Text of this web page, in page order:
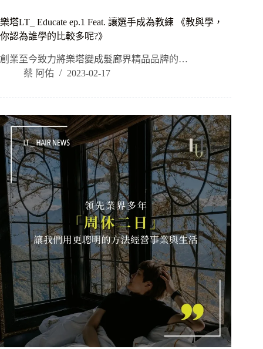
樂塔LT_ Educate ep.1 Feat. 讓選手成為教練 《教與學，
你認為誰學的比較多呢?》 ​
創業至今致力將樂塔變成髮廊界精品品牌的…
蔡 阿佑
2023-02-17